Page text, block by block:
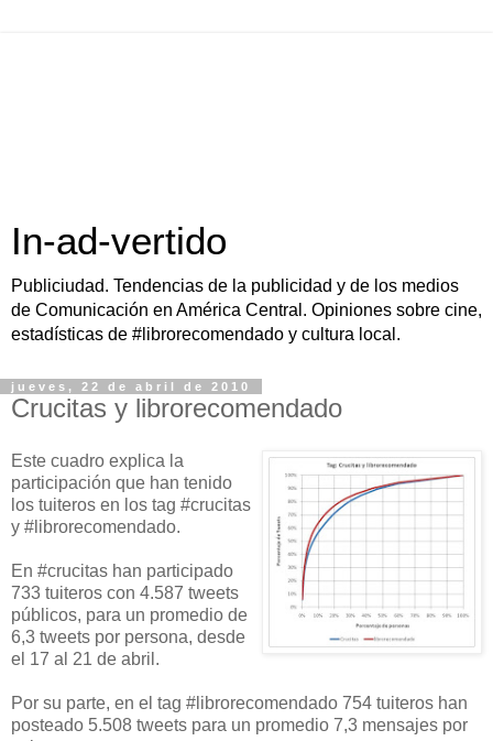
In-ad-vertido
Publiciudad. Tendencias de la publicidad y de los medios
de Comunicación en América Central. Opiniones sobre cine,
estadísticas de #librorecomendado y cultura local.
jueves, 22 de abril de 2010
Crucitas y librorecomendado
Este cuadro explica la
participación que han tenido
los tuiteros en los tag #crucitas
y #librorecomendado.
En #crucitas han participado
733 tuiteros con 4.587 tweets
públicos, para un promedio de
6,3 tweets por persona, desde
el 17 al 21 de abril.
Por su parte, en el tag #librorecomendado 754 tuiteros han
posteado 5.508 tweets para un promedio 7,3 mensajes por